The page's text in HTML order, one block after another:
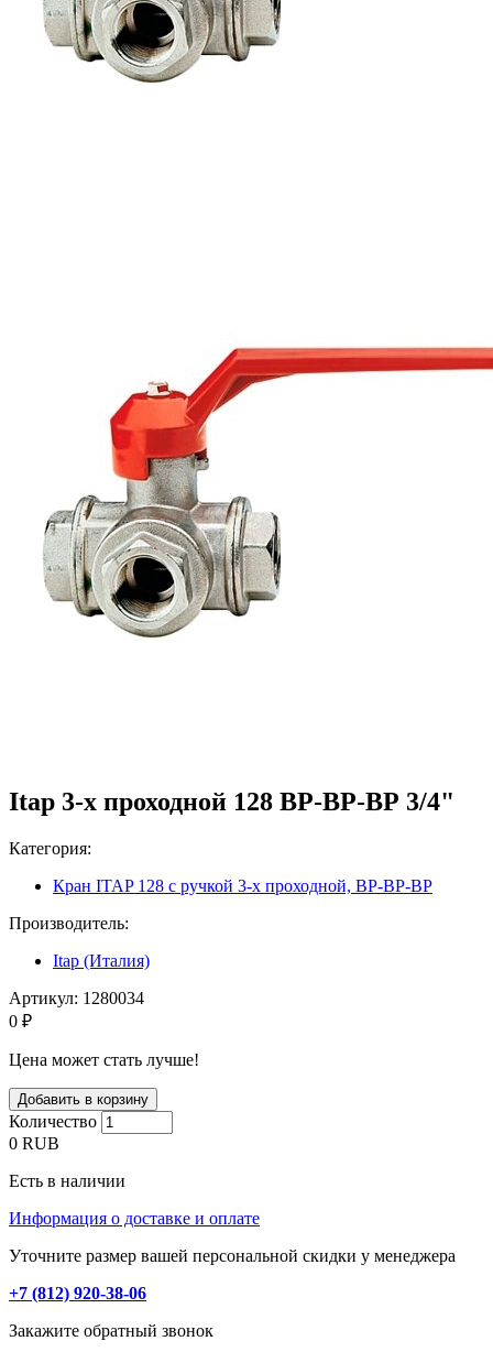
Itap 3-х проходной 128 ВР-ВР-ВР 3/4"
Категория:
Кран ITAP 128 с ручкой 3-х проходной, ВР-ВР-ВР
Производитель:
Itap (Италия)
Артикул: 1280034
0 ₽
Цена может стать лучше!
Количество
0 RUB
Есть в наличии
Информация о доставке и оплате
Уточните размер вашей персональной скидки у менеджера
+7 (812) 920-38-06
Закажите обратный звонок